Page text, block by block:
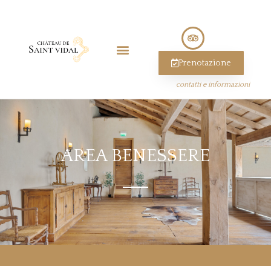
Prenotazione
contatti e informazioni
AREA BENESSERE